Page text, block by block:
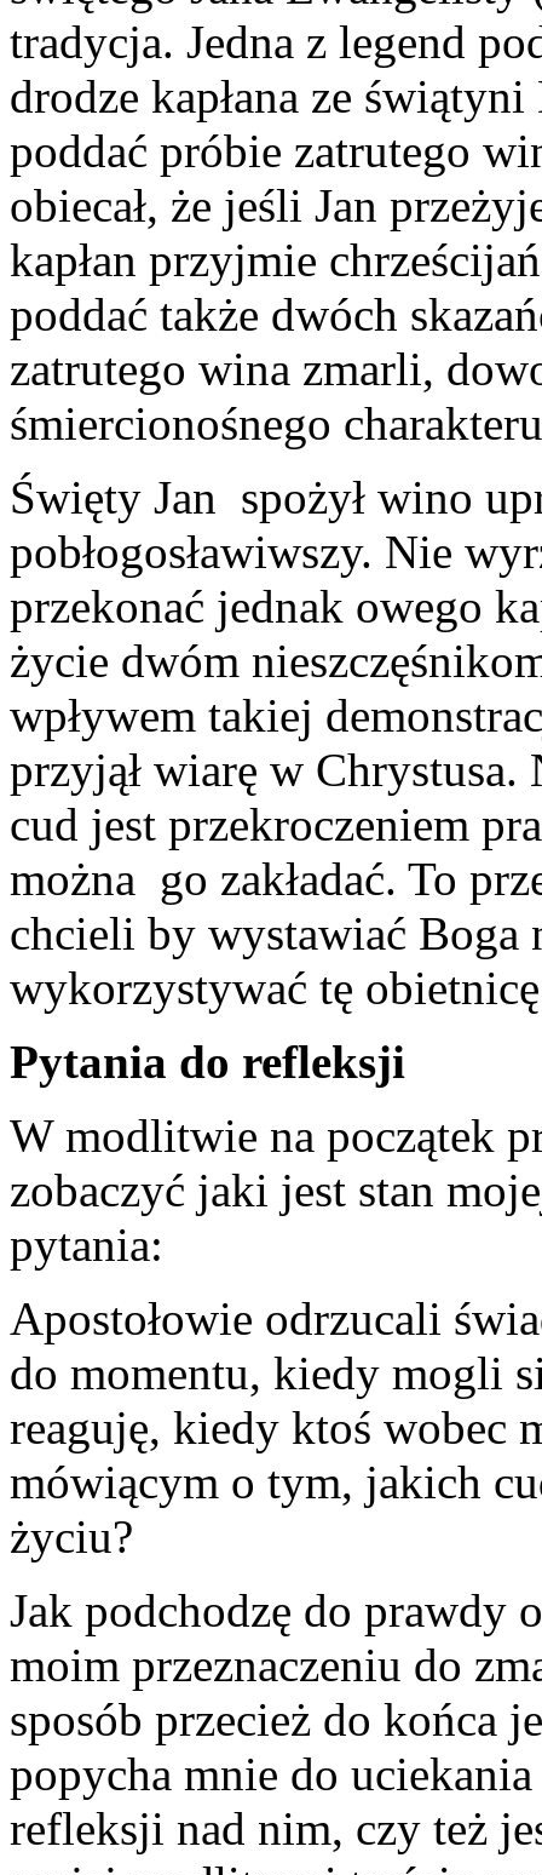
tradycja. Jedna z legend
drodze kapłana ze
poddać próbie zatrutego
obiecał, że jeśli Jan
kapłan przyjmie
poddać także dwóch
zatrutego wina zmarli,
śmiercionośnego
Święty Jan spożył wino
pobłogosławiwszy. Nie
przekonać jednak owego
życie dwóm
wpływem takiej
przyjął wiarę w Chrystusa.
cud jest przekroczeniem
można go zakładać. To
chcieli by wystawiać Boga
wykorzystywać tę
Pytania do refleksji
W modlitwie na początek
zobaczyć jaki jest stan
pytania:
Apostołowie odrzucali
do momentu, kiedy mogli
reaguję, kiedy ktoś wobec
mówiącym o tym, jakich
życiu?
Jak podchodzę do prawdy
moim przeznaczeniu do
sposób przecież do końca
popycha mnie do
refleksji nad nim, czy też